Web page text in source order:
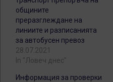
общините
преразглеждане на
линиите и разписанията
за автобусен превоз
28.07.2021
In "Ловеч днес"
Информация за проверки